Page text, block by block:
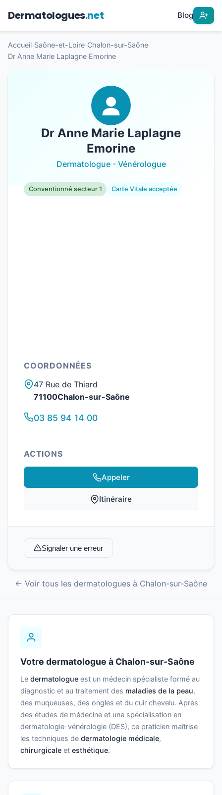
Dermatologues.net Blog
Accueil Saône-et-Loire Chalon-sur-Saône
Dr Anne Marie Laplagne Emorine
Dr Anne Marie Laplagne
Emorine
Dermatologue - Vénérologue
Conventionné secteur 1 Carte Vitale acceptée
COORDONNÉES
47 Rue de Thiard
71100Chalon-sur-Saône
03 85 94 14 00
ACTIONS
Appeler
Itinéraire
Signaler une erreur
← Voir tous les dermatologues à Chalon-sur-Saône
Votre dermatologue à Chalon-sur-Saône
Le dermatologue est un médecin spécialiste formé au
diagnostic et au traitement des maladies de la peau,
des muqueuses, des ongles et du cuir chevelu. Après
des études de médecine et une spécialisation en
dermatologie-vénérologie (DES), ce praticien maîtrise
les techniques de dermatologie médicale,
chirurgicale et esthétique.